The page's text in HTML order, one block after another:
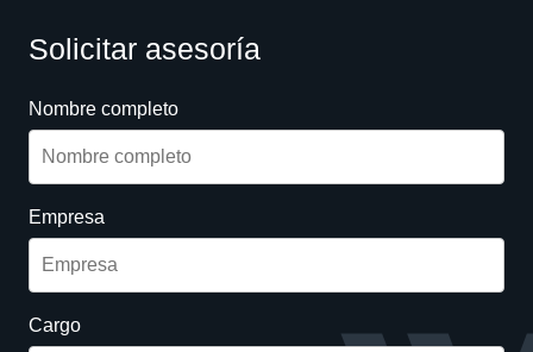
Solicitar asesoría
Nombre completo
Empresa
Cargo